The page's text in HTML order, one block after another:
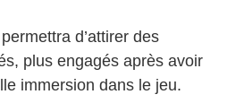
d’attirer des
plus engagés après avoir
immersion dans le jeu.